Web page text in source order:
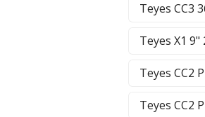
Teyes CC3
Teyes X1 9"
Teyes CC2
Teyes CC2